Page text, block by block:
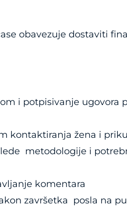
obavezuje dostaviti
i potpisivanje ugovora
kontaktiranja žena i
metodologije i
komentara
završetka posla na